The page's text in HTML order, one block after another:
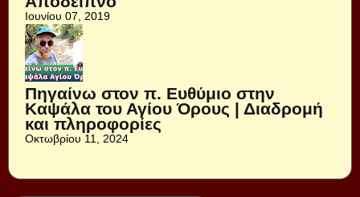
Ιουνίου 07, 2019
Πηγαίνω στον π. Ευθύμιο στην
Καψάλα του Αγίου Όρους | Διαδρομή
και πληροφορίες
Οκτωβρίου 11, 2024